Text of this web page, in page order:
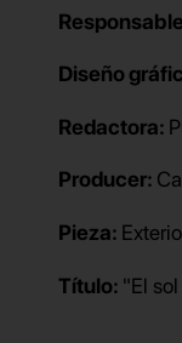
Diseño
Redactora:
Producer:
Pieza:
Título: "El